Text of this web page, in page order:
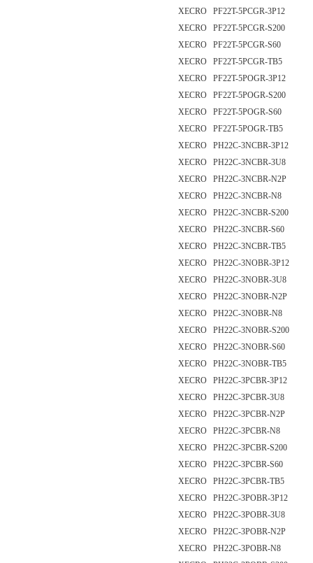
XECRO PF22T-5PCGR-3P12
XECRO PF22T-5PCGR-S200
XECRO PF22T-5PCGR-S60
XECRO PF22T-5PCGR-TB5
XECRO PF22T-5POGR-3P12
XECRO PF22T-5POGR-S200
XECRO PF22T-5POGR-S60
XECRO PF22T-5POGR-TB5
XECRO PH22C-3NCBR-3P12
XECRO PH22C-3NCBR-3U8
XECRO PH22C-3NCBR-N2P
XECRO PH22C-3NCBR-N8
XECRO PH22C-3NCBR-S200
XECRO PH22C-3NCBR-S60
XECRO PH22C-3NCBR-TB5
XECRO PH22C-3NOBR-3P12
XECRO PH22C-3NOBR-3U8
XECRO PH22C-3NOBR-N2P
XECRO PH22C-3NOBR-N8
XECRO PH22C-3NOBR-S200
XECRO PH22C-3NOBR-S60
XECRO PH22C-3NOBR-TB5
XECRO PH22C-3PCBR-3P12
XECRO PH22C-3PCBR-3U8
XECRO PH22C-3PCBR-N2P
XECRO PH22C-3PCBR-N8
XECRO PH22C-3PCBR-S200
XECRO PH22C-3PCBR-S60
XECRO PH22C-3PCBR-TB5
XECRO PH22C-3POBR-3P12
XECRO PH22C-3POBR-3U8
XECRO PH22C-3POBR-N2P
XECRO PH22C-3POBR-N8